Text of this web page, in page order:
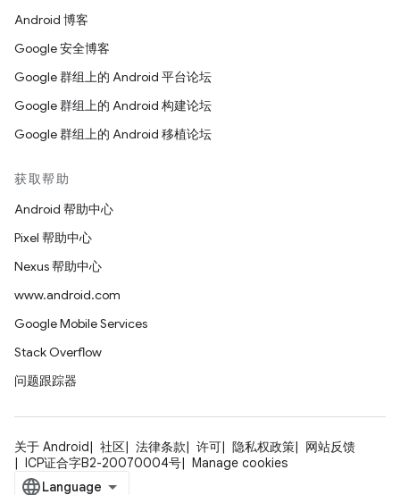
Android 博客
Google 安全博客
Google 群组上的 Android 平台论坛
Google 群组上的 Android 构建论坛
Google 群组上的 Android 移植论坛
获取帮助
Android 帮助中心
Pixel 帮助中心
Nexus 帮助中心
www.android.com
Google Mobile Services
Stack Overflow
问题跟踪器
关于 Android 社区 法律条款 许可 隐私权政策
网站反馈
ICP证合字B2-20070004号
Manage cookies